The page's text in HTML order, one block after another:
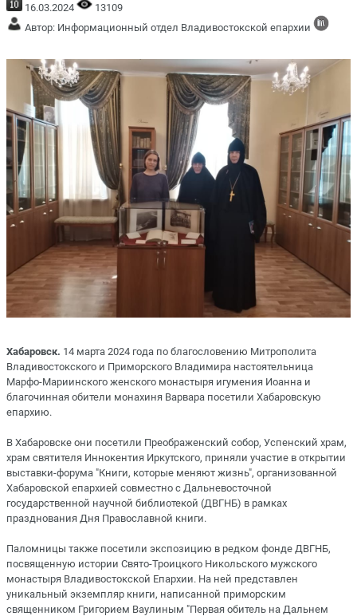
16.03.2024
13109
Автор: Информационный отдел Владивостокской епархии
Хабаровск. 14 марта 2024 года по благословению Митрополита
Владивостокского и Приморского Владимира настоятельница
Марфо-Мариинского женского монастыря игумения Иоанна и
благочинная обители монахиня Варвара посетили Хабаровскую
епархию.
В Хабаровске они посетили Преображенский собор, Успенский храм,
храм святителя Иннокентия Иркутского, приняли участие в открытии
выставки-форума "Книги, которые меняют жизнь", организованной
Хабаровской епархией совместно с Дальневосточной
государственной научной библиотекой (ДВГНБ) в рамках
празднования Дня Православной книги.
Паломницы также посетили экспозицию в редком фонде ДВГНБ,
посвященную истории Свято-Троицкого Никольского мужского
монастыря Владивостокской Епархии. На ней представлен
уникальный экземпляр книги, написанной приморским
священником Григорием Ваулиным "Первая обитель на Дальнем